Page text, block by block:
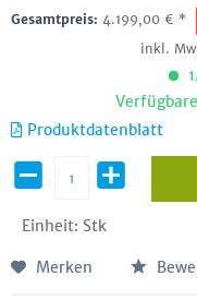
Gesamtpreis: 4.199,00 € *
inkl.
Produktdatenblatt
Einheit: Stk
Merken